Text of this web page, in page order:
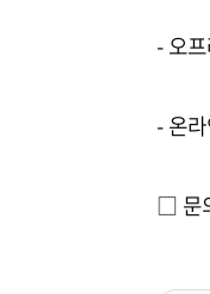
- 오
- 온
□